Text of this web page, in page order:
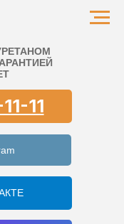
11